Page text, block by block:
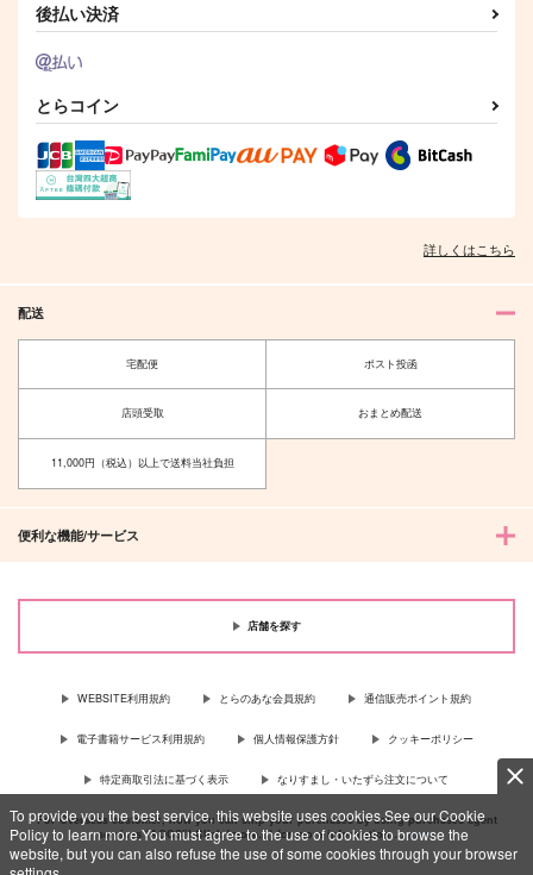
To provide you the best service, this website uses cookies.See our Cookie
Policy to learn more.You must agree to the use of cookies to browse the
website, but you can also refuse the use of some cookies through your browser
後払い決済
とらコイン
詳しくはこちら
配送
宅配便 ポスト投函
店頭受取 おまとめ配送
11,000円（税込）以上で送料当社負担
便利な機能/サービス
店舗を探す
WEBSITE利用規約 とらのあな会員規約 通信販売ポイント規約
電子書籍サービス利用規約 個人情報保護方針 クッキーポリシー
特定商取引法に基づく表示 なりすまし・いたずら注文について
For Overseas customer, now you can ship your purchases by using purchases agent
services “AOCS”! Click {more…} for more information …more